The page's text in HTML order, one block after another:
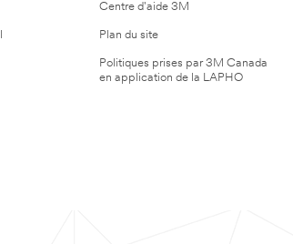
Centre d'aide 3M
Plan du site
Politiques prises par 3M Canada
en application de la LAPHO